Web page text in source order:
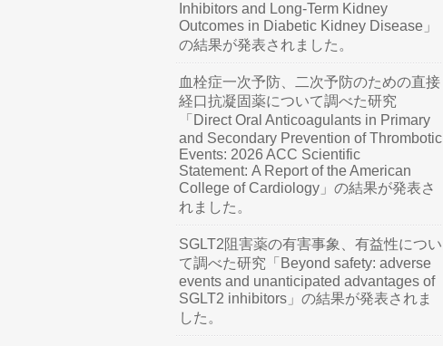
Inhibitors and Long-Term Kidney
Outcomes in Diabetic Kidney Disease」
の結果が発表されました。
血栓症一次予防、二次予防のための直接
経口抗凝固薬について調べた研究
「Direct Oral Anticoagulants in Primary
and Secondary Prevention of Thrombotic
Events: 2026 ACC Scientific
Statement: A Report of the American
College of Cardiology」の結果が発表さ
れました。
SGLT2阻害薬の有害事象、有益性につい
て調べた研究「Beyond safety: adverse
events and unanticipated advantages of
SGLT2 inhibitors」の結果が発表されま
した。